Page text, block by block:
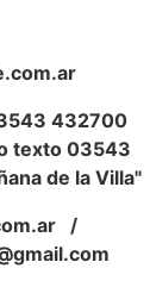
432700
texto 03543
de la Villa"
/